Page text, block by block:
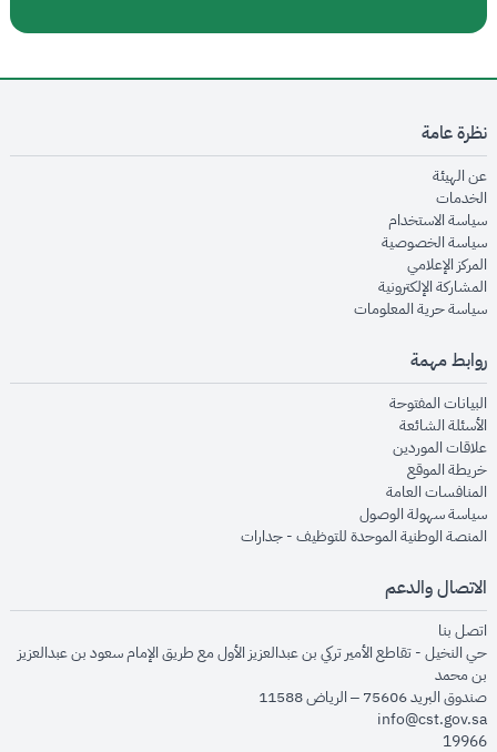
نظرة عامة
عن الهيئةopens in new window
الخدماتopens in new window
سياسة الاستخدام
سياسة الخصوصيةopens in new window
المركز الإعلاميopens in new window
المشاركة الإلكترونيةopens in new window
سياسة حرية المعلوماتopens in new window
روابط مهمة
البيانات المفتوحةopens in new window
الأسئلة الشائعةopens in new window
علاقات الموردينopens in new window
خريطة الموقعopens in new window
المنافسات العامةopens in new window
سياسة سهولة الوصولopens in new window
المنصة الوطنية الموحدة للتوظيف - جداراتopens in new window
الاتصال والدعم
اتصل بنا
حي النخيل - تقاطع الأمير تركي بن عبدالعزيز الأول مع طريق الإمام سعود بن عبدالعزيز
بن محمد
صندوق البريد 75606 – الرياض 11588
info@cst.gov.sa
19966